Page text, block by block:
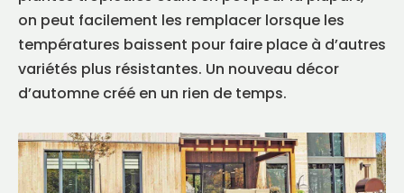
on peut facilement les remplacer lorsque les
températures baissent pour faire place à d’autres
variétés plus résistantes. Un nouveau décor
d’automne créé en un rien de temps.